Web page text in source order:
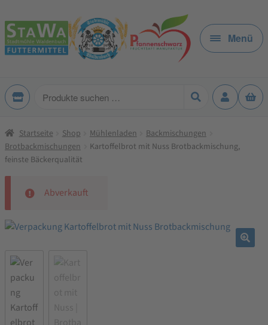
Zur
Navigation
springen
Zum
Inhalt
springen
Menü
Produkte
Startseite Shop Mühlenladen
Backmischungen
Brotbackmischungen
Kartoffelbrot mit Nuss Brotbackmischung,
feinste Bäckerqualität
Abverkauft